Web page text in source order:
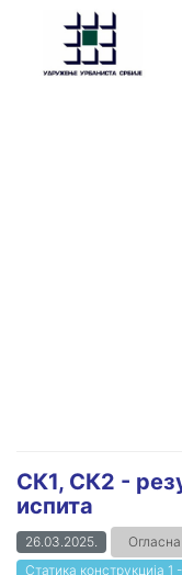
СК1, СК2 -
испита
26.03.2025.
Статика конструкција 1